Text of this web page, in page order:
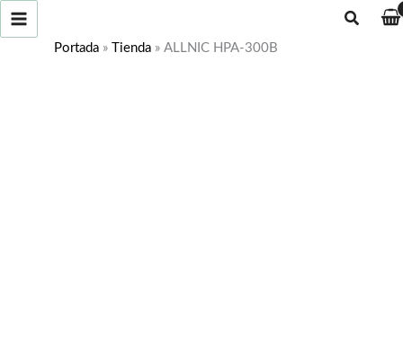
contenido
Buscar
Portada » Tienda » ALLNIC HPA-300B